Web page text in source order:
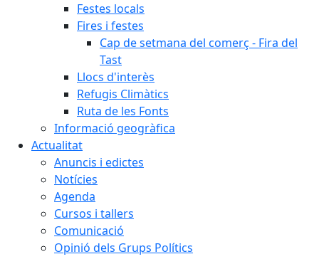
Festes locals
Fires i festes
Cap de setmana del comerç - Fira del
Tast
Llocs d'interès
Refugis Climàtics
Ruta de les Fonts
Informació geogràfica
Actualitat
Anuncis i edictes
Notícies
Agenda
Cursos i tallers
Comunicació
Opinió dels Grups Polítics